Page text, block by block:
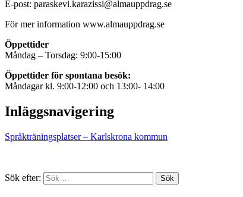
E-post: paraskevi.karazissi@almauppdrag.se
För mer information www.almauppdrag.se
Öppettider
Måndag – Torsdag: 9:00-15:00
Öppettider för spontana besök:
Måndagar kl. 9:00-12:00 och 13:00- 14:00
Inläggsnavigering
Språkträningsplatser – Karlskrona kommun
Sök efter: